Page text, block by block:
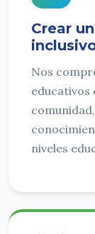
Crear
Nos
educativos
niveles